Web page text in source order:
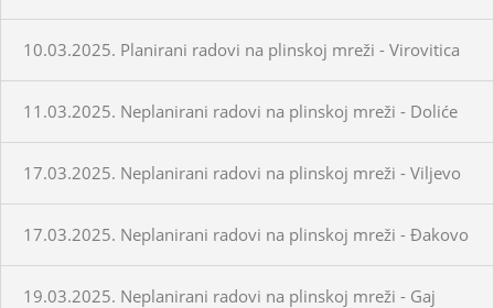
10.03.2025. Planirani radovi na plinskoj mreži - Virovitica
11.03.2025. Neplanirani radovi na plinskoj mreži - Doliće
17.03.2025. Neplanirani radovi na plinskoj mreži - Viljevo
17.03.2025. Neplanirani radovi na plinskoj mreži - Đakovo
19.03.2025. Neplanirani radovi na plinskoj mreži - Gaj